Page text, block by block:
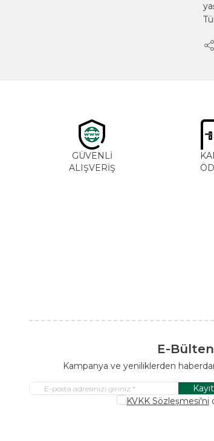
GÜVENLİ
ALIŞVERİŞ
E-
Kampanya ve yeniliklerden
KVKK Sözleşmesi'ni